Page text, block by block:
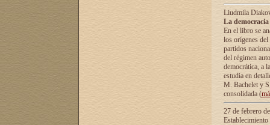
Liudmila
La
En el libro se
los orígenes
partidos
del régimen
democrática, а
estudia en
М. Bachelet у
consolidada (
27 de febrero